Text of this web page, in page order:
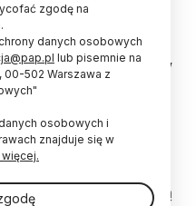
efektywną metodę
z procesu produkcji
– makuchów
czasie tłoczenia
będącej odpadem z
oleju metodą
zgodę na
danych osobowych
lub pisemnie na
00-502 Warszawa z
osobowych i
znajduje się w